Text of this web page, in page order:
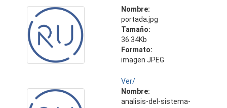
Nombre:
portada.jpg
Tamaño:
36.34Kb
Formato:
imagen JPEG
Ver/
Nombre:
analisis-del-sistema-